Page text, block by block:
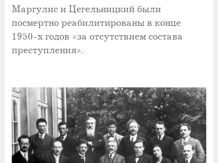
Маргулис и Цегельницкий были
посмертно реабилитированы в конце
1950-х годов «за отсутствием состава
преступления».